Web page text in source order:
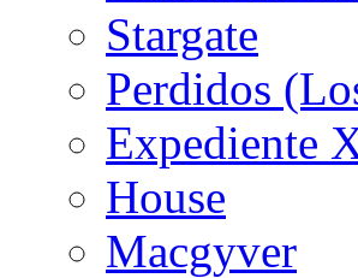
Stargate
Perdidos
Expediente
House
Macgyver